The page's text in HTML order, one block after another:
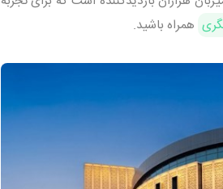
همراه باشید.